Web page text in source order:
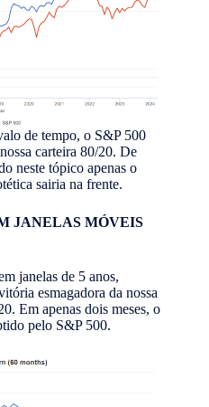
de tempo, o S&P 500
carteira 80/20. De
neste tópico apenas o
sairia na frente.
JANELAS MÓVEIS
janelas de 5 anos,
esmagadora da nossa
Em apenas dois meses, o
pelo S&P 500.